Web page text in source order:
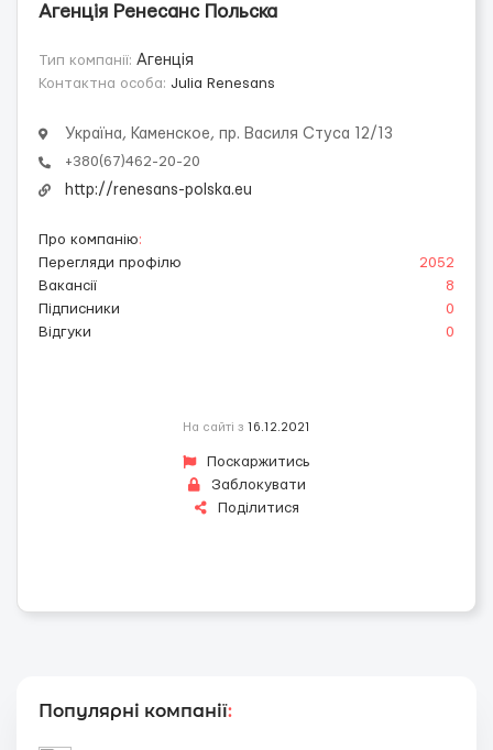
Агенція Ренесанс Польска
Тип компанії: Агенція
Контактна особа: Julia Renesans
Україна, Каменское, пр. Василя Стуса 12/13
+380(67)462-20-20
http://renesans-polska.eu
Про компанію:
Перегляди профілю
2052
Вакансії
8
Підписники
0
Відгуки
0
На сайті з 16.12.2021
Поскаржитись
Заблокувати
Поділитися
Популярні компанії: